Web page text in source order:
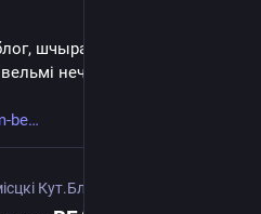
шчыра кажучы, развязка
нечаканай
be
Кут.Блог